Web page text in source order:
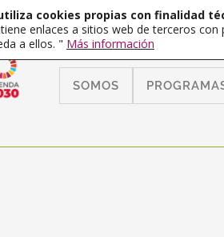
SOMOS
cookies propias con finalidad
enlaces a sitios web de terceros
a ellos. " Más información